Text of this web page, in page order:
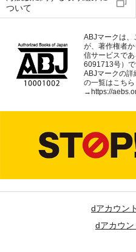
ついて
ABJマークは、
が、著作権者
信サービスで
6091713号）で
ABJマークの詳
の一覧はこちら
→https://
dアカウン
dアカウ